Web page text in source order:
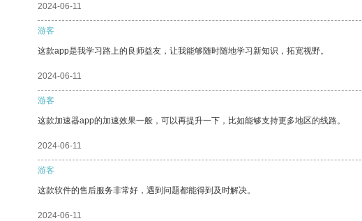
2024-06-11
游客
这款app是我学习路上的良师益友，让我能够随时随地学习新知识，拓宽视野。
2024-06-11
游客
这款加速器app的加速效果一般，可以再提升一下，比如能够支持更多地区的线路。
2024-06-11
游客
这款软件的售后服务非常好，遇到问题都能得到及时解决。
2024-06-11